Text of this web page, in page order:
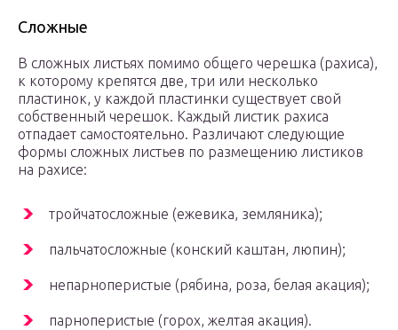
Сложные
В сложных листьях помимо общего черешка (рахиса),
к которому крепятся две, три или несколько
пластинок, у каждой пластинки существует свой
собственный черешок. Каждый листик рахиса
отпадает самостоятельно. Различают следующие
формы сложных листьев по размещению листиков
на рахисе:
тройчатосложные (ежевика, земляника);
пальчатосложные (конский каштан, люпин);
непарноперистые (рябина, роза, белая акация);
парноперистые (горох, желтая акация).